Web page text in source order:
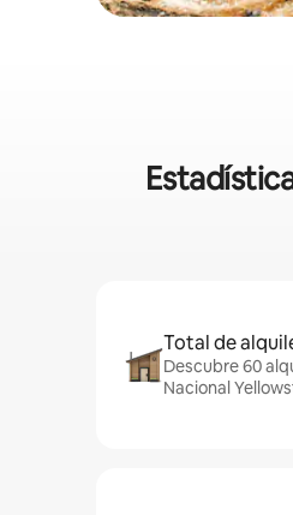
Total de
Descubre 60
Nacional